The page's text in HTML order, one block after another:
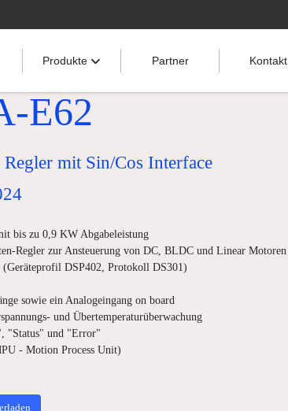
Produkte Partner Kontakt
E62
mit Sin/Cos Interface
bis zu 0,9 KW Abgabeleistung
Regler zur Ansteuerung von DC, BLDC und Linear Motoren
DSP402, Protokoll DS301)
sowie ein Analogeingang on board
und Übertemperaturüberwachung
"Status" und "Error"
- Motion Process Unit)